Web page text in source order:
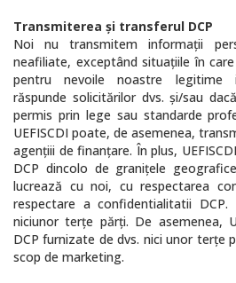
Transmiterea şi transferul DCP
Noi nu transmitem informaţii
neafiliate, exceptând situaţiile în
pentru nevoile noastre legitime
răspunde solicitărilor dvs. şi/sau
permis prin lege sau standarde
UEFISCDI poate, de asemenea,
agenţiii de finanţare. În plus,
DCP dincolo de graniţele
lucrează cu noi, cu respectarea
respectare a confidentialitatii DCP.
niciunor terţe părţi. De asemenea,
DCP furnizate de dvs. nici unor terţe
scop de marketing.